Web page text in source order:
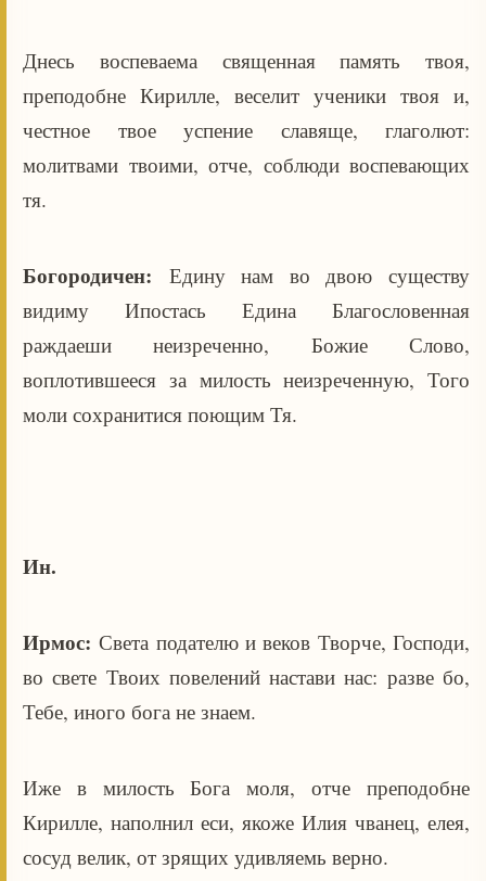
Днесь воспеваема священная память твоя,
преподобне Кирилле, веселит ученики твоя и,
честное твое успение славяще, глаголют:
молитвами твоими, отче, соблюди воспевающих
тя.
Богородичен: Едину нам во двою существу
видиму Ипостась Едина Благословенная
раждаеши неизреченно, Божие Слово,
воплотившееся за милость неизреченную, Того
моли сохранитися поющим Тя.
Ин.
Ирмос:Света подателю и веков Творче, Господи,
во свете Твоих повелений настави нас: разве бо,
Тебе, иного бога не знаем.
Иже в милость Бога моля, отче преподобне
Кирилле, наполнил еси, якоже Илия чванец, елея,
сосуд велик, от зрящих удивляемь верно.